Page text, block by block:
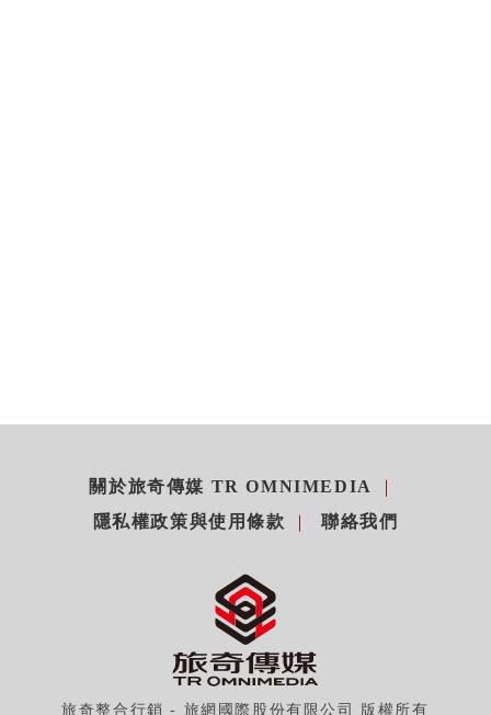
關於旅奇傳媒 TR OMNIMEDIA
隱私權政策與使用條款
聯絡我們
旅奇整合行銷 - 旅網國際股份有限公司 版權所有